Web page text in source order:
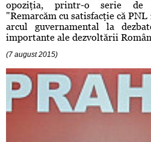
opoziţia, printr-o serie de
"Remarcăm cu satisfacţie că
arcul guvernamental la
importante ale dezvoltării
(7 august 2015)